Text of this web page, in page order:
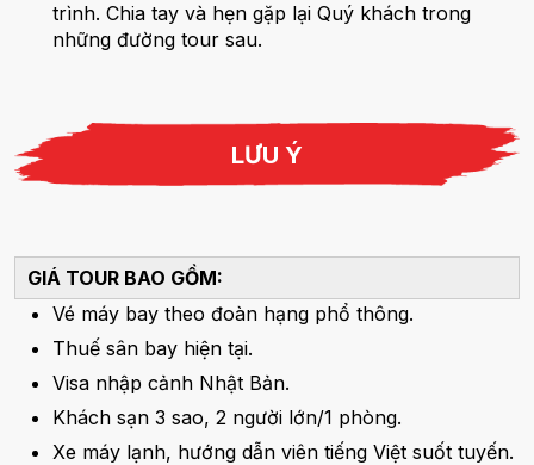
trình. Chia tay và hẹn gặp lại Quý khách trong
những đường tour sau.
LƯU Ý
GIÁ TOUR BAO GỒM:
Vé máy bay theo đoàn hạng phổ thông.
Thuế sân bay hiện tại.
Visa nhập cảnh Nhật Bản.
Khách sạn 3 sao, 2 người lớn/1 phòng.
Xe máy lạnh, hướng dẫn viên tiếng Việt suốt tuyến.